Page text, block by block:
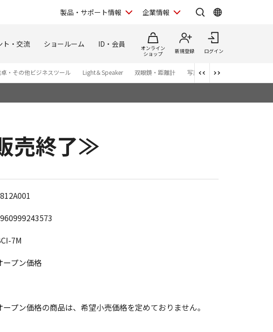
製品・サポート情報 企業情報
ト・交流 ショールーム ID・会員
オンライン
ショップ
新規登録 ログイン
卓・その他ビジネスツール Light＆Speaker 双眼鏡・距離計 写真集 アプリ・ソフトウエ
売終了≫
7M
ープン価格
ープン価格の商品は、希望小売価格を定めておりません。